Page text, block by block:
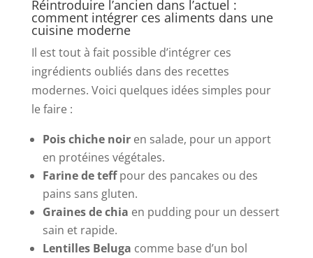
Réintroduire l’ancien dans l’actuel :
comment intégrer ces aliments dans une
cuisine moderne
Il est tout à fait possible d’intégrer ces
ingrédients oubliés dans des recettes
modernes. Voici quelques idées simples pour
le faire :
Pois chiche noiren salade, pour un apport
en protéines végétales.
Farine de teffpour des pancakes ou des
pains sans gluten.
Graines de chia en pudding pour un dessert
sain et rapide.
Lentilles Beluga comme base d’un bol